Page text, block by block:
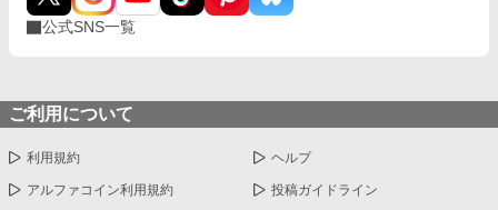
公式SNS一覧
ご利用について
利用規約 ヘルプ
アルファコイン利用規約 投稿ガイドライン